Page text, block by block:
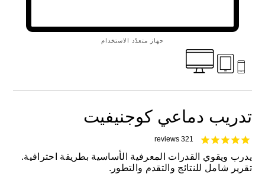
جهاز متعدّد الاستخدام
تدريب دماعي كوجنيفيت
321
reviews
يدرب ويقوي القدرات المعرفية الأساسية بطريقة احترافية.
تقرير شامل للنتائج والتقدم والتطور.